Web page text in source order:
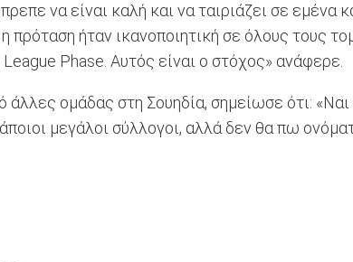
να είναι καλή και να ταιριάζει σε
πρόταση ήταν ικανοποιητική σε όλους τους
Phase. Αυτός είναι ο στόχος» ανάφερε.
ομάδας στη Σουηδία, σημείωσε ότι:
μεγάλοι σύλλογοι, αλλά δεν θα πω